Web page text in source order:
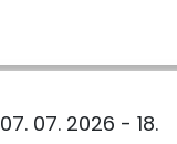
07. 07. 2026 - 18.